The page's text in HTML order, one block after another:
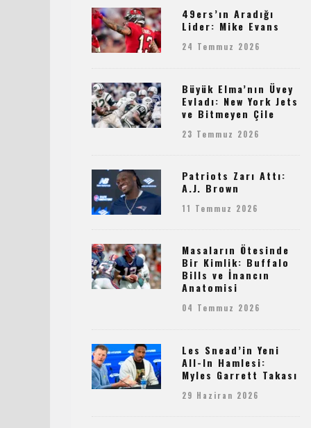
49ers’ın Aradığı
Lider: Mike Evans
24 Temmuz 2026
Büyük Elma’nın Üvey
Evladı: New York Jets
ve Bitmeyen Çile
23 Temmuz 2026
Patriots Zarı Attı:
A.J. Brown
11 Temmuz 2026
Masaların Ötesinde
Bir Kimlik: Buffalo
Bills ve İnancın
Anatomisi
04 Temmuz 2026
Les Snead’in Yeni
All-In Hamlesi:
Myles Garrett Takası
29 Haziran 2026